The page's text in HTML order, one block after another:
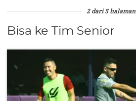
2 dari 5 halaman
Bisa ke Tim Senior